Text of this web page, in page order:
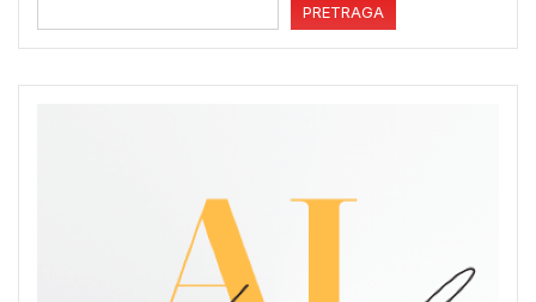
PRETRAGA